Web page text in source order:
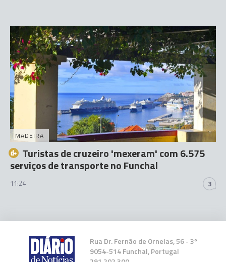
MADEIRA
Turistas de cruzeiro 'mexeram' com 6.575
serviços de transporte no Funchal
11:24 3
Rua Dr. Fernão de Ornelas, 56 - 3º
9054-514 Funchal, Portugal